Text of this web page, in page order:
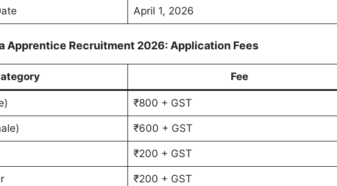
April 1, 2026
Apprentice Recruitment 2026: Application Fees
Fee
₹800 + GST
₹600 + GST
₹200 + GST
₹200 + GST